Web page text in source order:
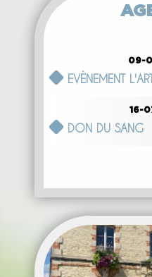
09-
EVÈNEMENT
16-
DON DU SANG